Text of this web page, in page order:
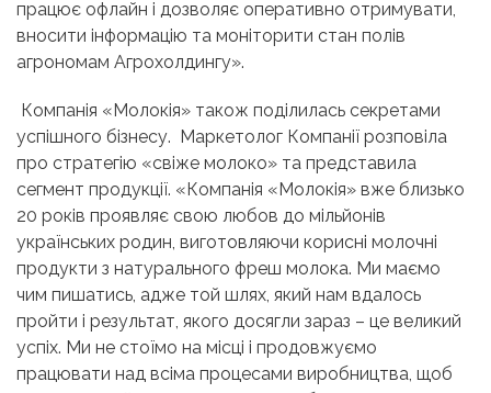
працює офлайн і дозволяє оперативно отримувати,
вносити інформацію та моніторити стан полів
агрономам Агрохолдингу».
Компанія «Молокія» також поділилась секретами
успішного бізнесу. Маркетолог Компанії розповіла
про стратегію «свіже молоко» та представила
сегмент продукції. «Компанія «Молокія» вже близько
20 років проявляє свою любов до мільйонів
українських родин, виготовляючи корисні молочні
продукти з натурального фреш молока. Ми маємо
чим пишатись, адже той шлях, який нам вдалось
пройти і результат, якого досягли зараз – це великий
успіх. Ми не стоїмо на місці і продовжуємо
працювати над всіма процесами виробництва, щоб